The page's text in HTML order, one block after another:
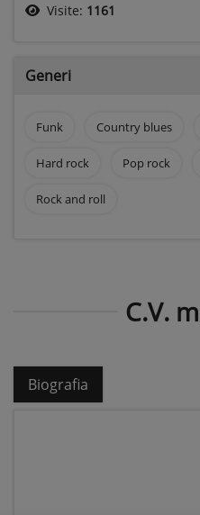
Visite: 1161
Generi
Funk Country blues
Hard rock Pop rock
Rock and roll
C.V.
Biografia